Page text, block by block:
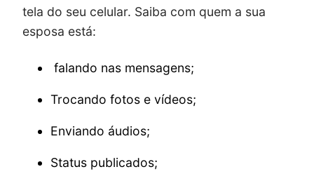
tela do seu celular. Saiba com quem a sua
esposa está:
falando nas mensagens;
Trocando fotos e vídeos;
Enviando áudios;
Status publicados;